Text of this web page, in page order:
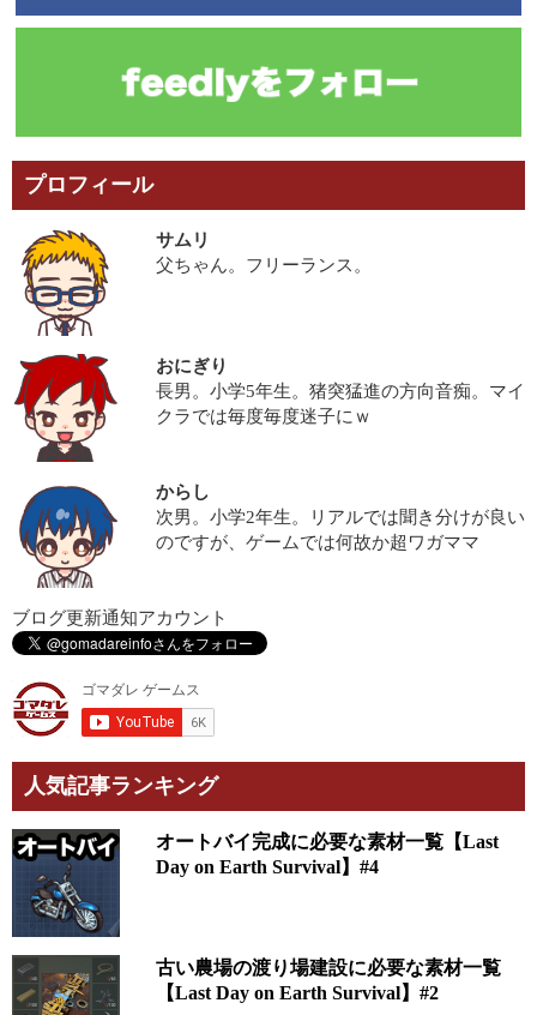
プロフィール
サムリ
父ちゃん。フリーランス。
おにぎり
長男。小学5年生。猪突猛進の方向音痴。マイ
クラでは毎度毎度迷子にｗ
からし
次男。小学2年生。リアルでは聞き分けが良い
のですが、ゲームでは何故か超ワガママ
ブログ更新通知アカウント
人気記事ランキング
オートバイ完成に必要な素材一覧【Last
Day on Earth Survival】#4
古い農場の渡り場建設に必要な素材一覧
【Last Day on Earth Survival】#2